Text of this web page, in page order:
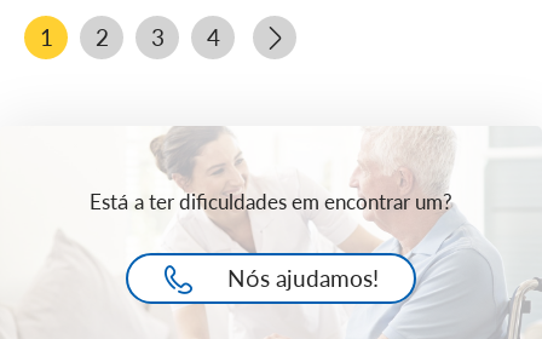
1 2 3 4
Está a ter dificuldades em encontrar um?
Nós ajudamos!